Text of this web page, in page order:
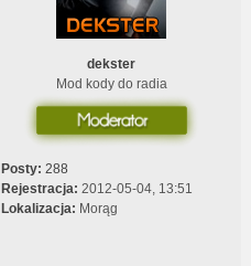
dekster
Mod kody do radia
Posty: 288
Rejestracja: 2012-05-04, 13:51
Lokalizacja: Morąg